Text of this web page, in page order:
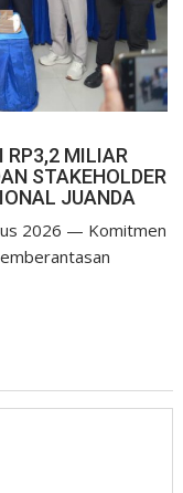
RP3,2 MILIAR
STAKEHOLDER
JUANDA
2026 — Komitmen